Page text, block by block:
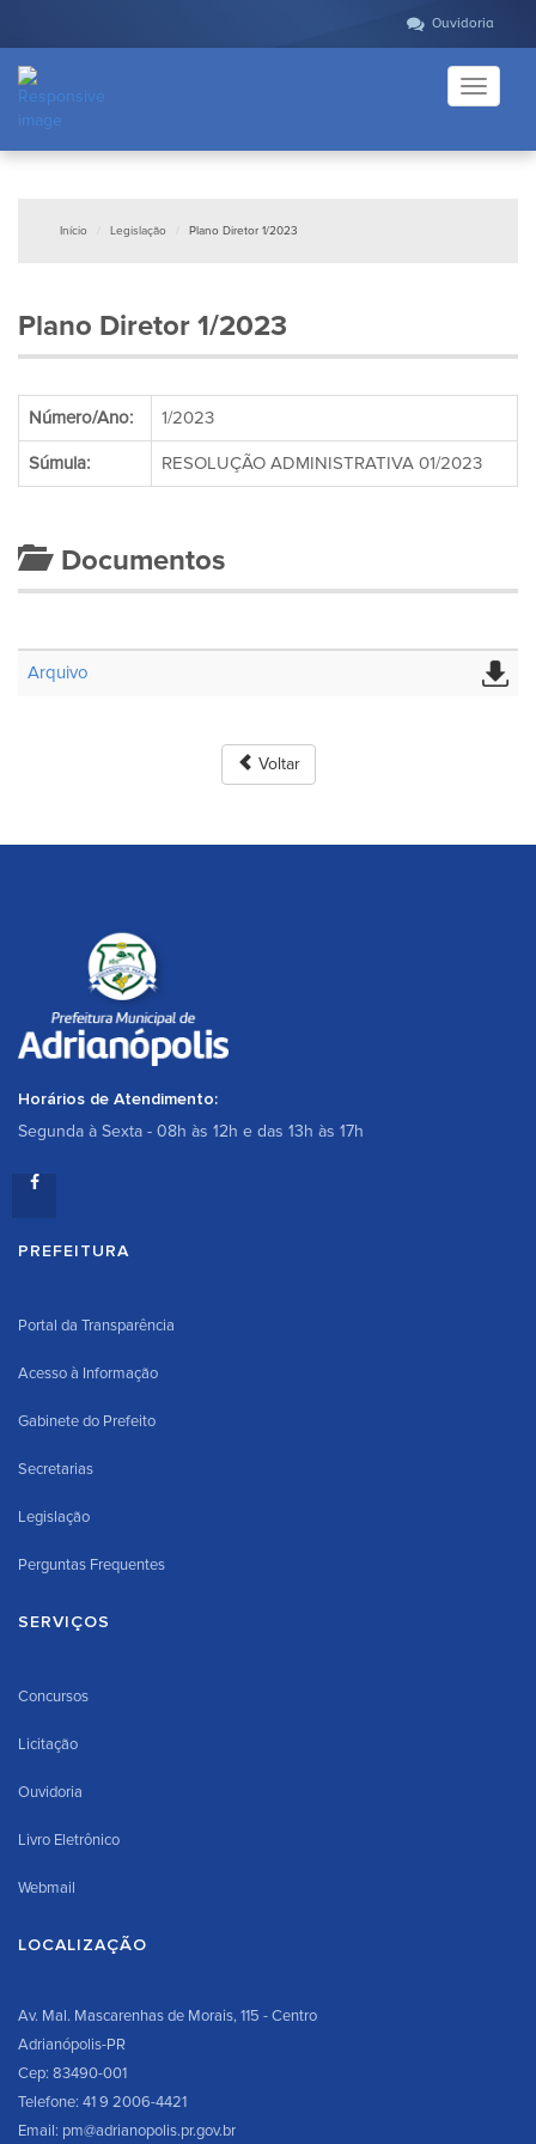
Ouvidoria
Toggle
Início Legislação Plano Diretor 1/2023
Plano Diretor 1/2023
Número/Ano: 1/2023
Súmula: RESOLUÇÃO ADMINISTRATIVA 01/2023
Documentos
Arquivo
Voltar
Horários de Atendimento:
Segunda à Sexta - 08h às 12h e das 13h às 17h
PREFEITURA
Portal da Transparência
Acesso à Informação
Gabinete do Prefeito
Secretarias
Legislação
Perguntas Frequentes
SERVIÇOS
Concursos
Licitação
Ouvidoria
Livro Eletrônico
Webmail
LOCALIZAÇÃO
Av. Mal. Mascarenhas de Morais, 115 - Centro
Adrianópolis-PR
Cep: 83490-001
Telefone: 41 9 2006-4421
Email: pm@adrianopolis.pr.gov.br